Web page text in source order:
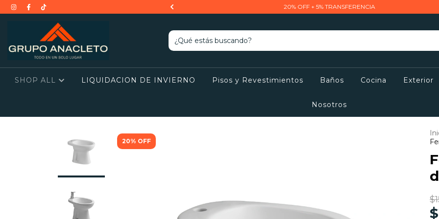
EN PRODUCTOS SELECCIONADOS 20% OFF + 5% TRANSFERENCIA
SHOP ALL LIQUIDACION DE INVIERNO Pisos y Revestimientos Baños Cocina Exterior
Nosotros
20% OFF